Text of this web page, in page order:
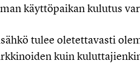
käyttöpaikan kulutus
tulee oletettavasti
kuin